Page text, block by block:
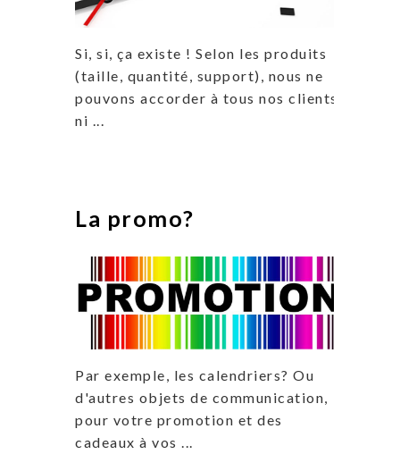
Si, si, ça existe ! Selon les produits
(taille, quantité, support), nous ne
pouvons accorder à tous nos clients,
ni ...
La promo?
Par exemple, les calendriers? Ou
d'autres objets de communication,
pour votre promotion et des
cadeaux à vos ...